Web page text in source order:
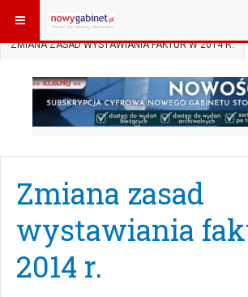
JESTEŚ TUTAJ: START
ZMIANA ZASAD WYSTAWIANIA FAKTUR W 2014 R.
Zmiana zasad
wystawiania
2014 r.